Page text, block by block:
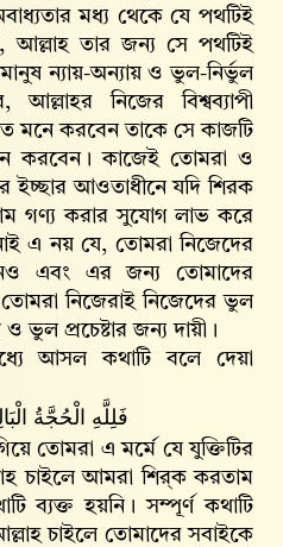
মধ্য থেকে যে পথটিই
আল্লাহ‌ তার জন্য সে পথটিই
ন্যায়-অন্যায় ও ভুল-নির্ভুল
নিজের বিশ্বব্যাপী
মনে করবেন তাকে সে কাজটি
করবেন। কাজেই তোমরা ও
ইচ্ছার আওতাধীনে যদি শিরক
গণ্য করার সুযোগ লাভ করে
এ নয় যে, তোমরা নিজেদের
এবং এর জন্য তোমাদের
নিজেরাই নিজেদের ভুল
ভুল প্রচেষ্টার জন্য দায়ী।
আসল কথাটি বলে দেয়া
فَلِلَّهِ الْحُجَّةُ
তোমরা এ মর্মে যে যুক্তিটির
চাইলে আমরা শির্‌ক করতাম
ব্যক্ত হয়নি। সম্পূর্ণ কথাটি
চাইলে তোমাদের সবাইকে